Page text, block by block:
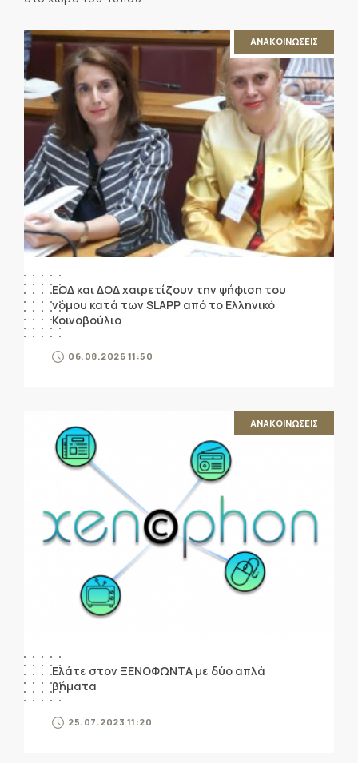
ΑΝΑΚΟΙΝΩΣΕΙΣ
ΕΟΔ και ΔΟΔ χαιρετίζουν την ψήφιση του
νόμου κατά των SLAPP από το Ελληνικό
Κοινοβούλιο
06.08.2026 11:50
ΑΝΑΚΟΙΝΩΣΕΙΣ
Ελάτε στον ΞΕΝΟΦΩΝΤΑ με δύο απλά
βήματα
25.07.2023 11:20